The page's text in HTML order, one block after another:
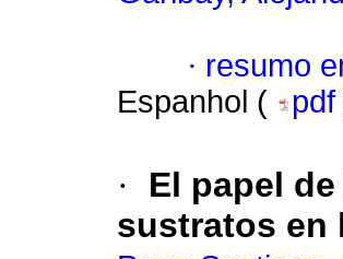
· resumo
Espanhol (
pdf
·
El papel
sustratos en